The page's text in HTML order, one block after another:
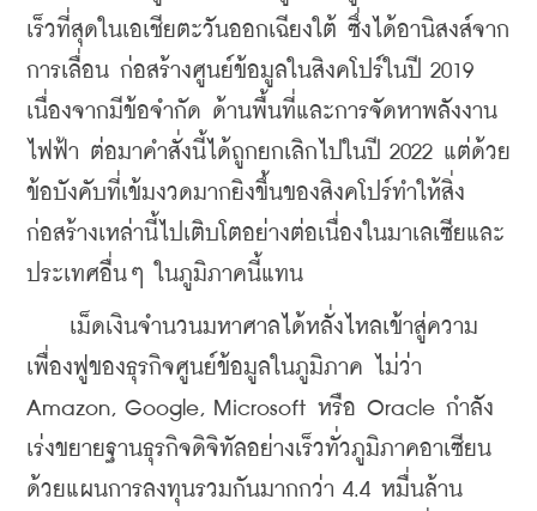
เร็วที่สุดในเอเชียตะวันออกเฉียงใต้ ซึ่งได้อานิสงส์จาก
การเลื่อน ก่อสร้างศูนย์ข้อมูลในสิงคโปร์ในปี 2019
เนื่องจากมีข้อจำกัด ด้านพื้นที่และการจัดหาพลังงาน
ไฟฟ้า ต่อมาคำสั่งนี้ได้ถูกยกเลิกไปในปี 2022 แต่ด้วย
ข้อบังคับที่เข้มงวดมากยิงขึ้นของสิงคโปร์ทำให้สิ่ง
ก่อสร้างเหล่านี้ไปเติบโตอย่างต่อเนื่องในมาเลเซียและ
ประเทศอื่นๆ ในภูมิภาคนี้แทน
เม็ดเงินจำนวนมหาศาลได้หลั่งไหลเข้าสู่ความ
เพื่องฟูของธุรกิจศูนย์ข้อมูลในภูมิภาค ไม่ว่า
Amazon, Google, Microsoft หรือ Oracle กำลัง
เร่งขยายฐานธุรกิจดิจิทัลอย่างเร็วทั่วภูมิภาคอาเซียน
ด้วยแผนการลงทุนรวมกันมากกว่า 4.4 หมื่นล้าน